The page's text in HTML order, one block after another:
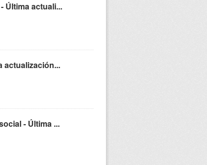
Última actuali...
actualización...
- Última ...